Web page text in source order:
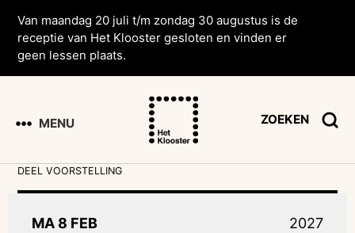
Van maandag 20 juli t/m zondag 30 augustus is de
receptie van Het Klooster gesloten en vinden er
geen lessen plaats.
MENU ZOEKEN
DEEL VOORSTELLING
MA 8 FEB
2027